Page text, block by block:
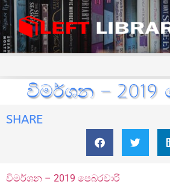
විමර්ශන – 2019
SHARE
විමර්ශන – 2019 පෙබරවාරි